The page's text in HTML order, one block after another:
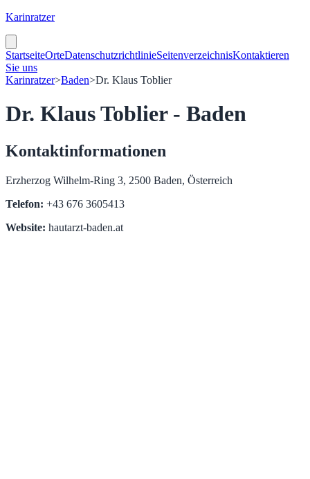
Karinratzer
StartseiteOrteDatenschutzrichtlinieSeitenverzeichnisKontaktieren
Sie uns
Karinratzer>Baden>Dr. Klaus Toblier
Dr. Klaus Toblier - Baden
Kontaktinformationen
Erzherzog Wilhelm-Ring 3, 2500 Baden, Österreich
Telefon: +43 676 3605413
Website: hautarzt-baden.at